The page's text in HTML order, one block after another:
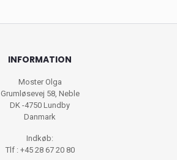
INFORMATION
Moster Olga
Grumløsevej 58, Neble
DK -4750 Lundby
Danmark
Indkøb:
Tlf : +45 28 67 20 80